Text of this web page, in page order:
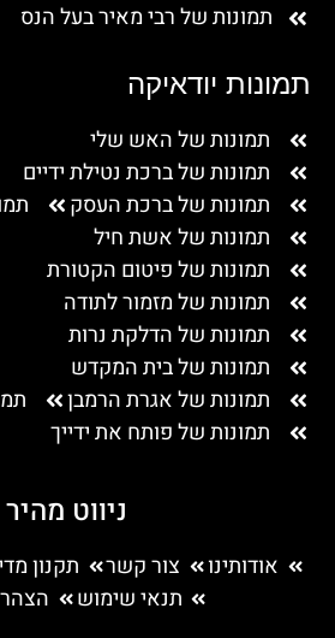
תמונות יודאיקה
תמונות של האש שלי
תמונות של ברכת נטילת ידיים
תמונות של ברכת העסק
תמונות של אשת חיל
תמונות של פיטום הקטורת
תמונות של מזמור לתודה
תמונות של הדלקת נרות
תמונות של בית המקדש
תמונות של אגרת הרמבן
תמונות של פותח את ידייך
תמונות של רבי מאיר בעל הנס
ניווט מהיר
אודותינו צור קשר
תקנון
תנאי שימוש